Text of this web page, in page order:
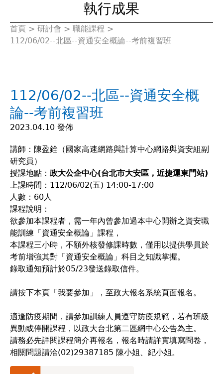
執行成果
您
裡
首頁 > 研討會 > 職能課程 >
112/06/02--北區--資通安全概論--考前複習班
112/06/02--北區--資通安全概
論--考前複習班
2023.04.10 發佈
講師：陳盈銓（國家高速網路與計算中心網路與資安組副
研究員）
授課地點： 政大公企中心(台北市大安區，近捷運東門站)
上課時間：112/06/02(五) 14:00-17:00
人數：60人
課程說明：
欲參加本課程者，需一年內曾參加過本中心開辦之資安職
能訓練「資通安全概論」課程，
本課程三小時，不額外核發修課時數，僅用以提供學員於
考前增強其對「資通安全概論」科目之知識掌握。
錄取通知預計於05/23發送錄取信件。
請按下本頁「我要參加」，至政大報名系統頁面報名。
適逢防疫期間，請參加訓練人員遵守防疫規範，若有班級
異動或停開課程，以政大台北第二區網中心公告為主。
請務必先詳閱課程簡介再報名，報名時請詳實填寫問卷，
相關問題請洽(02)29387185 陳小姐、紀小姐。